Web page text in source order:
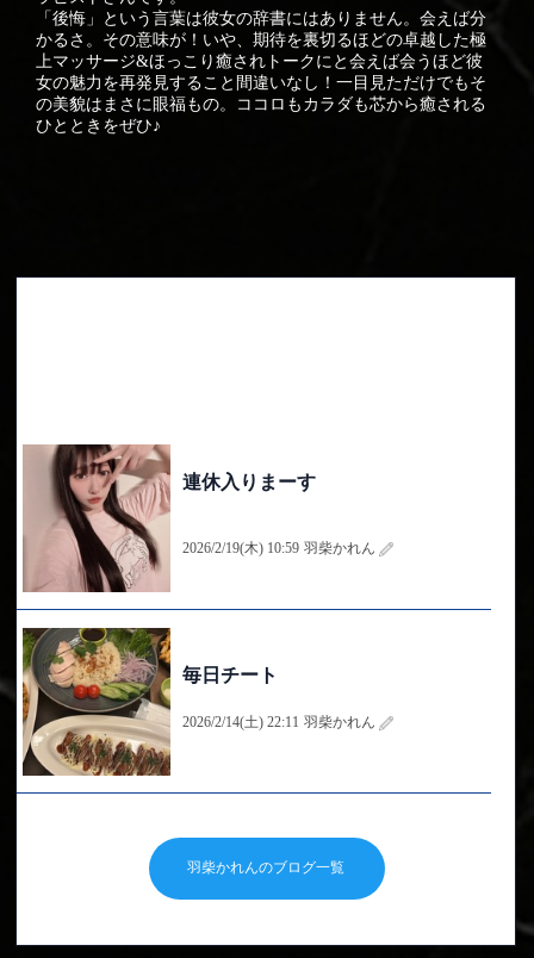
「後悔」という言葉は彼女の辞書にはありません。会えば分
かるさ。その意味が！いや、期待を裏切るほどの卓越した極
上マッサージ&ほっこり癒されトークにと会えば会うほど彼
女の魅力を再発見すること間違いなし！一目見ただけでもそ
の美貌はまさに眼福もの。ココロもカラダも芯から癒される
ひとときをぜひ♪
連休入りまーす
2026/2/19(木) 10:59 羽柴かれん
毎日チート
2026/2/14(土) 22:11 羽柴かれん
水曜も⑥枠 ありがとうでした🙏 毎度🍫持
羽柴かれんのブログ一覧